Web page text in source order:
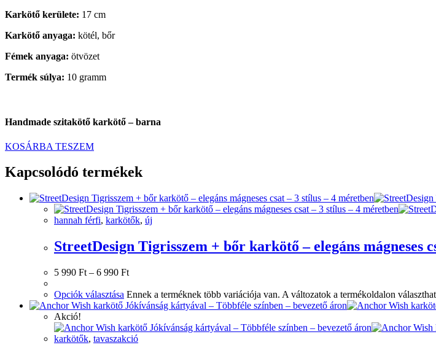
Karkötő kerülete: 17 cm
Karkötő anyaga: kötél, bőr
Fémek anyaga: ötvözet
Termék súlya: 10 gramm
Handmade szitakötő karkötő – barna
KOSÁRBA TESZEM
Kapcsolódó termékek
hannah férfi, karkötők, új
StreetDesign Tigrisszem + bőr karkötő – elegáns mágneses
5 990 Ft – 6 990 Ft
Opciók választása Ennek a terméknek több variációja van. A változatok a termékoldalon
Akció!
karkötők, tavaszakció